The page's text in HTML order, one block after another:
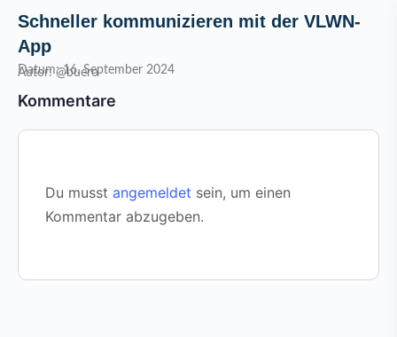
Schneller kommunizieren mit der VLWN-
App
Datum: 16. September 2024
Autor: @buero
Kommentare
Du musst angemeldet sein, um einen
Kommentar abzugeben.